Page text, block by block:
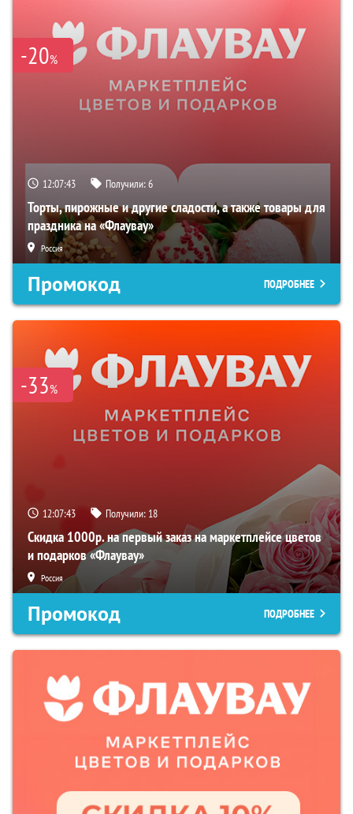
-20%
12:07:42 Получили:6
Торты, пирожные и другие сладости, а также товары для
праздника на «Флаувау»
Россия
Промокод ПОДРОБНЕЕ
-33%
12:07:42 Получили: 18
Скидка 1000р. на первый заказ на маркетплейсе цветов
и подарков «Флаувау»
Россия
Промокод ПОДРОБНЕЕ